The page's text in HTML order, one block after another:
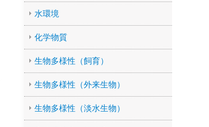
水環境
化学物質
生物多様性（飼育）
生物多様性（外来生物）
生物多様性（淡水生物）